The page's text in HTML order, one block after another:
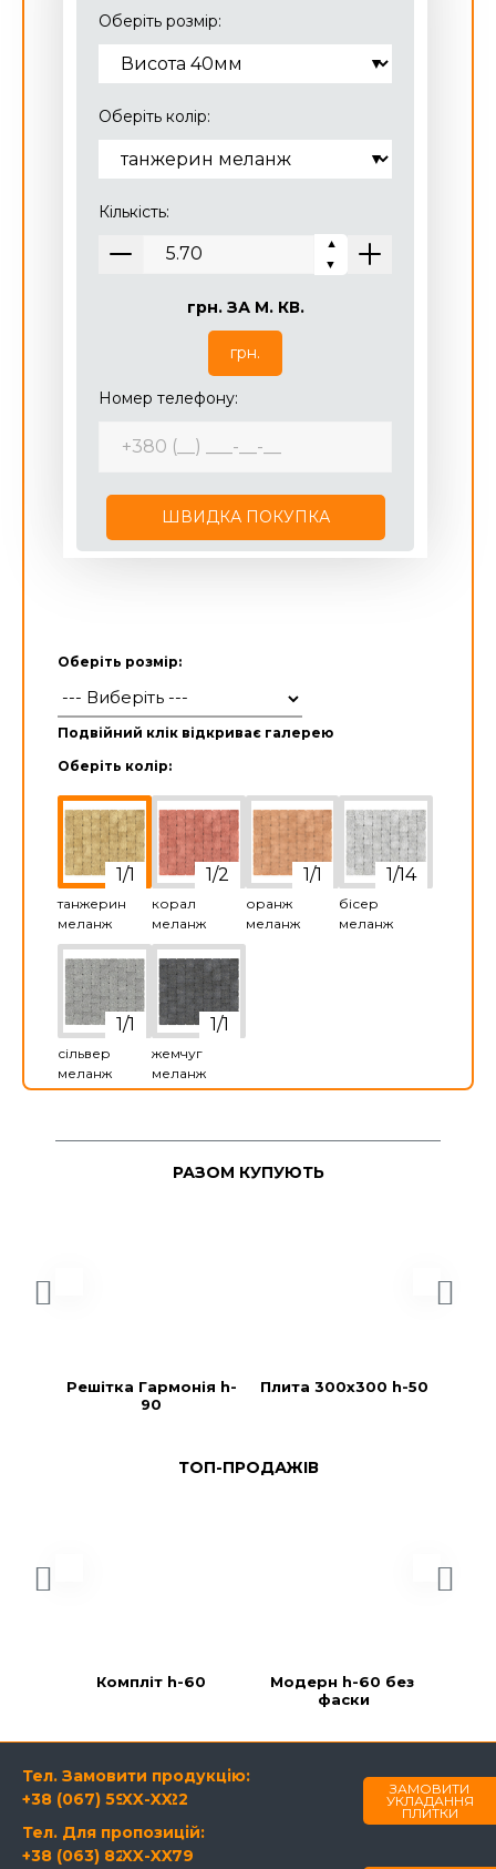
Оберіть розмір:
Оберіть колір:
Кількість:
▼
▼
грн. ЗА М. КВ.
грн.
Номер телефону:
ШВИДКА ПОКУПКА
Оберіть розмір:
Подвійний клік відкриває галерею
Оберіть колір:
танжерин
меланж
корал
меланж
оранж
меланж
бісер
меланж
сільвер
меланж
жемчуг
меланж
РАЗОМ КУПУЮТЬ
Решітка Гармонія h-
90
Плита 300х300 h-50
ТОП-ПРОДАЖІВ
Компліт h-60
Модерн h-60 без
фаски
Тел. Замовити продукцію:
+38 (067) 594-21-22
XX-XX
Тел. Для пропозицій:
+38 (063) 820-60-79
XX-XX
ЗАМОВИТИ
УКЛАДАННЯ
ПЛИТКИ